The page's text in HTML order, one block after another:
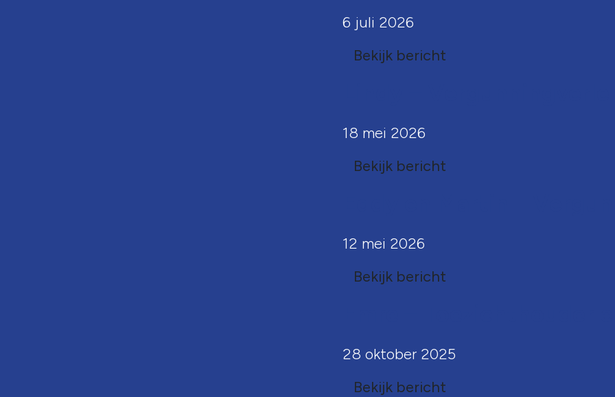
6 juli 2026
Bekijk bericht
18 mei 2026
Bekijk bericht
12 mei 2026
Bekijk bericht
28 oktober 2025
Bekijk bericht